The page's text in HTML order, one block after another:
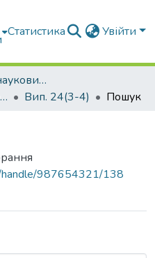
Статистика Увійти
Вибрані статті з наукових збірників КНУБА
Екологічна безпека та природокористування
Вип. 24(3-4) Пошук
handle/987654321/138